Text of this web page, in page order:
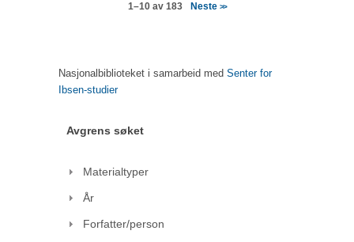
1–10 av 183 Neste >>
Nasjonalbiblioteket i samarbeid med Senter for
Ibsen-studier
Avgrens søket
Materialtyper
År
Forfatter/person